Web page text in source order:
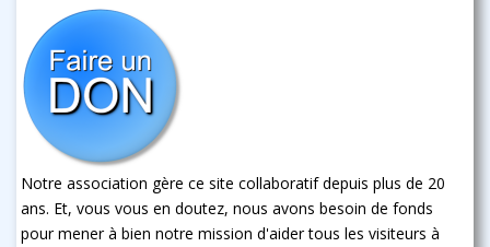
Notre association gère ce site collaboratif depuis plus de 20
ans. Et, vous vous en doutez, nous avons besoin de fonds
pour mener à bien notre mission d'aider tous les visiteurs à